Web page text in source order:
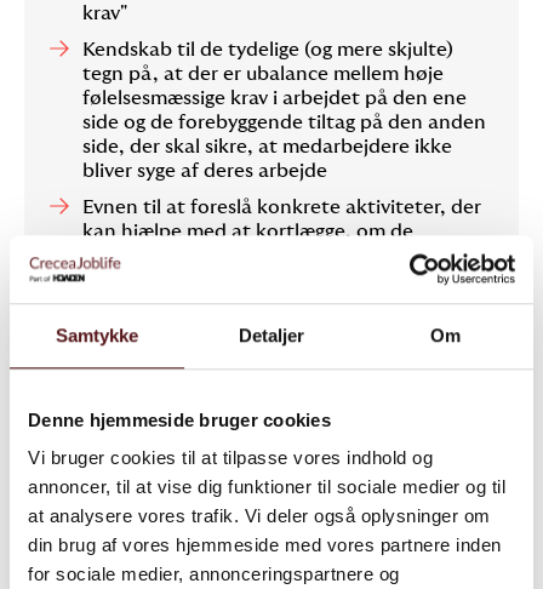
Samtykke Detaljer Om
Denne hjemmeside bruger cookies
Vi bruger cookies til at tilpasse vores indhold og
annoncer, til at vise dig funktioner til sociale medier og til
at analysere vores trafik. Vi deler også oplysninger om
din brug af vores hjemmeside med vores partnere inden
for sociale medier, annonceringspartnere og
krav"
Kendskab til de tydelige (og mere skjulte)
tegn på, at der er ubalance mellem høje
følelsesmæssige krav i arbejdet på den ene
side og de forebyggende tiltag på den anden
side, der skal sikre, at medarbejdere ikke
bliver syge af deres arbejde
Evnen til at foreslå konkrete aktiviteter, der
kan hjælpe med at kortlægge, om de
følelsesmæssige krav er for høje, hvilken
karakter de har, og i hvilket omfang de
forekommer
Evnen til at foreslå konkrete tiltag, der kan
hjælpe med at forebygge og håndtere
og sundt for de ansatte at udføre
Kurset er relevant for alle
Der arbejder med mennesker og